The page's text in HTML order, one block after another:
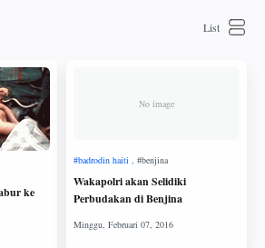
ke
No image
Wakapolri akan Selidiki
Perbudakan di Benjina